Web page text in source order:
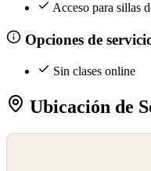
Acceso para sillas
Opciones de
Sin clases online
Ubicación de